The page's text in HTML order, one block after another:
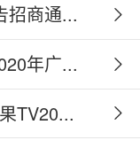
招商通...
年广...
TV20...